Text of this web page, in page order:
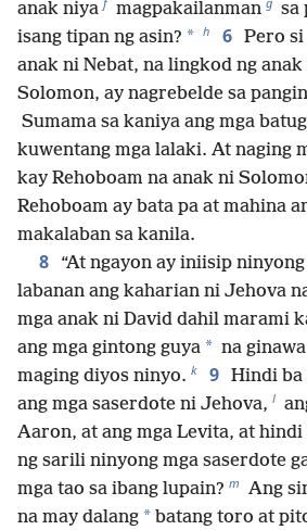
anak niya
magpakailanman
sa
isang tipan ng asin? * h 6 Pero
anak ni Nebat, na lingkod ng
Solomon, ay nagrebelde sa
Sumama sa kaniya ang mga
kuwentang mga lalaki. At naging
kay Rehoboam na anak ni
Rehoboam ay bata pa at mahina
makalaban sa kanila.
8
“At ngayon ay iniisip
labanan ang kaharian ni Jehova
mga anak ni David dahil marami
ang mga gintong guya * na
maging diyos ninyo. k 9 Hindi ba
ang mga saserdote ni Jehova, l
Aaron, at ang mga Levita, at hindi
ng sarili ninyong mga saserdote
mga tao sa ibang lupain? m Ang
na may dalang * batang toro at